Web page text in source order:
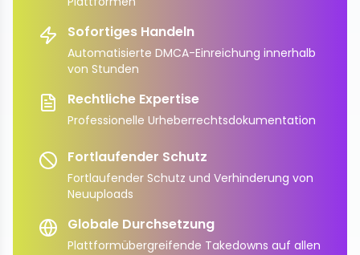
Sofortiges Handeln
Automatisierte DMCA-Einreichung innerhalb
von Stunden
Rechtliche Expertise
Professionelle Urheberrechtsdokumentation
Fortlaufender Schutz
Fortlaufender Schutz und Verhinderung von
Neuuploads
Globale Durchsetzung
Plattformübergreifende Takedowns auf allen